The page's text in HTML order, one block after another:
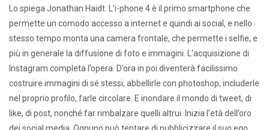
Lo spiega Jonathan Haidt. L’i-phone 4 è il primo smartphone che
permette un comodo accesso a internet e quindi ai social, e nello
stesso tempo monta una camera frontale, che permette i selfie, e
più in generale la diffusione di foto e immagini. L’acquisizione di
Instagram completa l’opera. D’ora in poi diventerà facilissimo
costruire immagini di sé stessi, abbellirle con photoshop, includerle
nel proprio profilo, farle circolare. E inondare il mondo di tweet, di
like, di post, nonché far rimbalzare quelli altrui. Inizia l’età dell’oro